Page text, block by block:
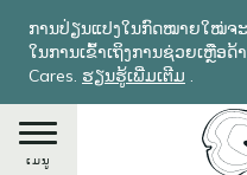
ເນື້ອ
ໃນ
ຕົ້ນຕໍ
ການປ່ຽນແປງໃນກົດໝາຍໃໝ່ຈ
ໃນການເຂົ້າເຖິງການຊ່ວຍເຫຼືອ
Cares. ຮຽນ​ຮູ້​ເພີ່ມ​ເຕີມ ​.
ເມນູ